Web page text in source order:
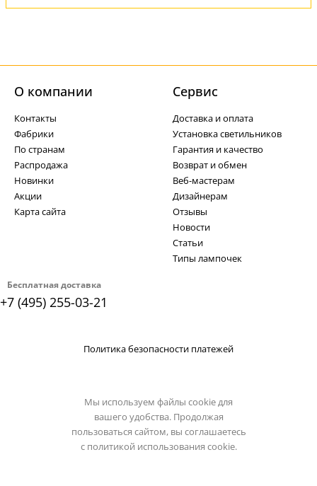
Бесплатная доставка
+7 (495) 255-03-21
О компании
Контакты
Фабрики
По странам
Распродажа
Новинки
Акции
Карта сайта
Cервис
Доставка и оплата
Установка светильников
Гарантия и качество
Возврат и обмен
Веб-мастерам
Дизайнерам
Отзывы
Новости
Статьи
Типы лампочек
Политика безопасности платежей
Мы используем файлы cookie для
вашего удобства. Продолжая
пользоваться сайтом, вы соглашаетесь
с политикой использования cookie.